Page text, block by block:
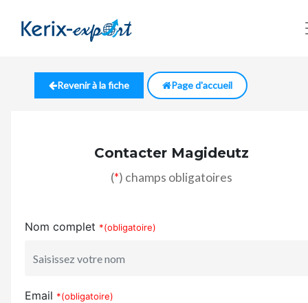
Revenir à la fiche Page d'accueil
Contacter Magideutz
(*) champs obligatoires
Nom complet *(obligatoire)
Email *(obligatoire)